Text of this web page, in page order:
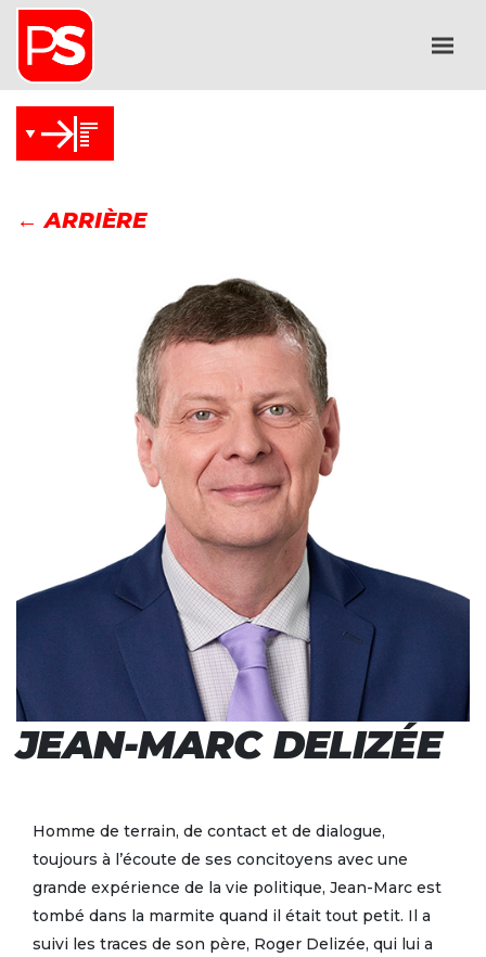
← ARRIÈRE
JEAN-MARC DELIZÉE
Homme de terrain, de contact et de dialogue,
toujours à l’écoute de ses concitoyens avec une
grande expérience de la vie politique, Jean-Marc est
tombé dans la marmite quand il était tout petit. Il a
suivi les traces de son père, Roger Delizée, qui lui a